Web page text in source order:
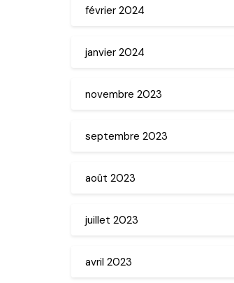
février 2024
janvier 2024
novembre 2023
septembre 2023
août 2023
juillet 2023
avril 2023